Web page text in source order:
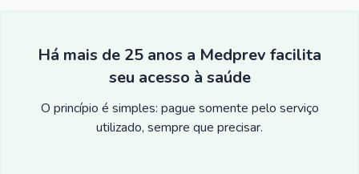
Há mais de 25 anos a Medprev facilita
seu acesso à saúde
O princípio é simples: pague somente pelo serviço
utilizado, sempre que precisar.